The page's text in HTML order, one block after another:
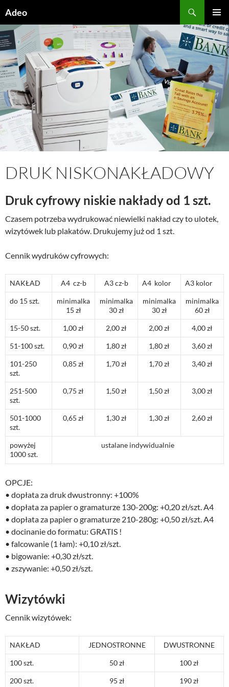
do
treści
Adeo
MENU
DRUK NISKONAKŁADOWY
Druk cyfrowy niskie nakłady od 1 szt.
Czasem potrzeba wydrukować niewielki nakład czy to ulotek,
wizytówek lub plakatów. Drukujemy już od 1 szt.
Cennik wydruków cyfrowych:
NAKŁAD A4 cz-b A3 cz-b A4 kolor A3 kolor
do 15 szt.
minimalka
15 zł
minimalka
30 zł
minimalka
30 zł
minimalka
60 zł
15-50 szt. 1,00 zł 2,00 zł 2,00 zł 4,00 zł
51-100 szt. 0,90 zł 1,80 zł 1,80 zł 3,60 zł
101-250
szt.
0,85 zł 1,70 zł 1,70 zł 3,40 zł
251-500
szt.
0,75 zł 1,50 zł 1,50 zł 3,00 zł
501-1000
szt.
0,65 zł 1,30 zł 1,30 zł 2,60 zł
powyżej
1000 szt.
ustalane indywidualnie
OPCJE:
• dopłata za druk dwustronny: +100%
• dopłata za papier o gramaturze 130-200g: +0,20 zł/szt. A4
• dopłata za papier o gramaturze 210-280g: +0,50 zł/szt. A4
• docinanie do formatu: GRATIS !
• falcowanie (1 łam): +0,10 zł/szt.
• bigowanie: +0,30 zł/szt.
• zszywanie: +0,50 zł/szt.
Wizytówki
Cennik wizytówek:
NAKŁAD JEDNOSTRONNE DWUSTRONNE
100 szt. 50 zł 100 zł
200 szt. 95 zł 190 zł